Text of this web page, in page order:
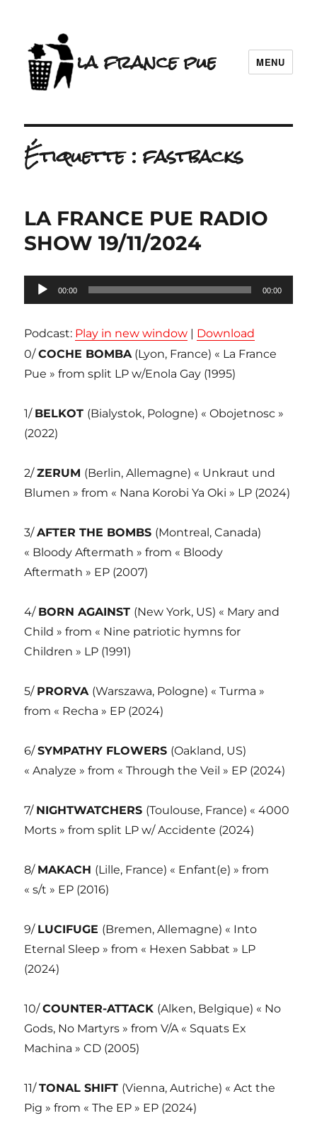
la france pue MENU
Étiquette :fastbacks
LA FRANCE PUE RADIO
SHOW 19/11/2024
Lecteur
audio
00:00 00:00
Podcast: Play in new window | Download
0/COCHE BOMBA(Lyon, France) « La France
Pue » from split LP w/Enola Gay (1995)
1/ BELKOT (Bialystok, Pologne) « Obojetnosc »
(2022)
2/ZERUM (Berlin, Allemagne) « Unkraut und
Blumen » from « Nana Korobi Ya Oki » LP (2024)
3/AFTER THE BOMBS (Montreal, Canada)
« Bloody Aftermath » from « Bloody
Aftermath » EP (2007)
4/ BORN AGAINST (New York, US) « Mary and
Child » from « Nine patriotic hymns for
Children » LP (1991)
5/ PRORVA (Warszawa, Pologne) « Turma »
from « Recha » EP (2024)
6/SYMPATHY FLOWERS (Oakland, US)
« Analyze » from « Through the Veil » EP (2024)
7/ NIGHTWATCHERS (Toulouse, France) « 4000
Morts » from split LP w/ Accidente (2024)
8/ MAKACH (Lille, France) « Enfant(e) » from
« s/t » EP (2016)
9/ LUCIFUGE (Bremen, Allemagne) « Into
Eternal Sleep » from « Hexen Sabbat » LP
(2024)
10/COUNTER-ATTACK (Alken, Belgique) « No
Gods, No Martyrs » from V/A « Squats Ex
Machina » CD (2005)
11/TONAL SHIFT (Vienna, Autriche) « Act the
Pig » from « The EP » EP (2024)